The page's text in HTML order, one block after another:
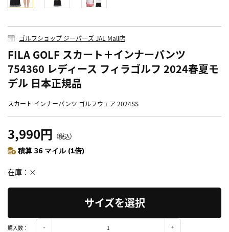
ゴルフショップ ジーパーズ JAL Mall店
FILA GOLF スカート＋インナーパンツ
754360 レディース フィラゴルフ 2024春夏モ
デル 日本正規品
スカート インナーパンツ ゴルフウェア 2024SS
3,990円 （税込）
積算 36 マイル (1倍)
在庫 ×
サイズを選択
購入数：